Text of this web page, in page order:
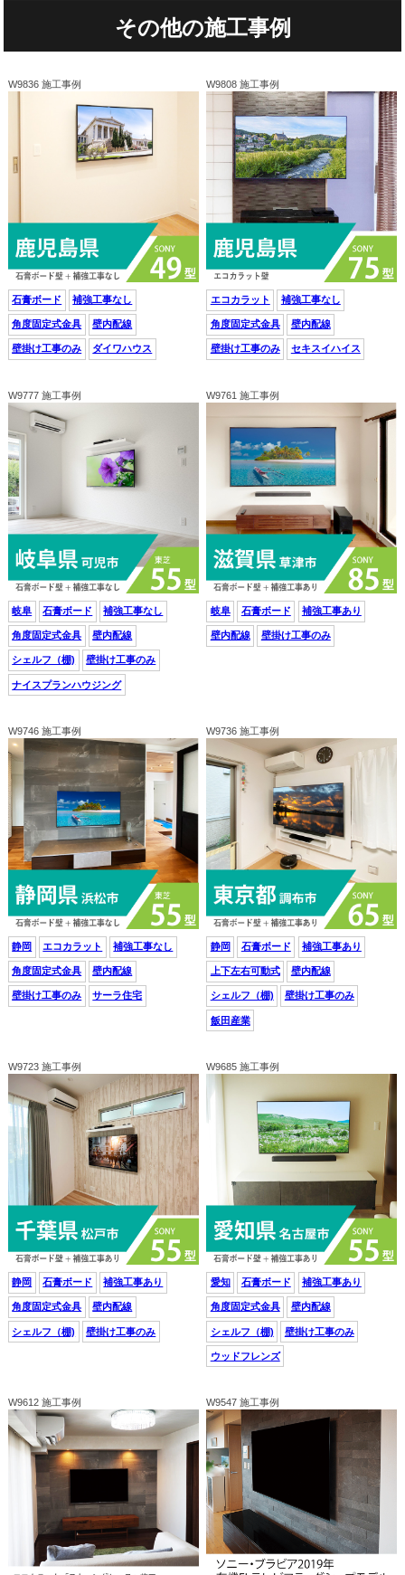
その他の施工事例
W9836 施工事例
石膏ボード 補強工事なし
角度固定式金具 壁内配線
壁掛け工事のみ ダイワハウス
W9808 施工事例
エコカラット 補強工事なし
角度固定式金具 壁内配線
壁掛け工事のみ セキスイハイス
W9777 施工事例
岐阜 石膏ボード 補強工事なし
角度固定式金具 壁内配線
シェルフ（棚) 壁掛け工事のみ
ナイスプランハウジング
W9761 施工事例
岐阜 石膏ボード 補強工事あり
壁内配線 壁掛け工事のみ
W9746 施工事例
静岡 エコカラット 補強工事なし
角度固定式金具 壁内配線
壁掛け工事のみ サーラ住宅
W9736 施工事例
静岡 石膏ボード 補強工事あり
上下左右可動式 壁内配線
シェルフ（棚) 壁掛け工事のみ
飯田産業
W9723 施工事例
静岡 石膏ボード 補強工事あり
角度固定式金具 壁内配線
シェルフ（棚) 壁掛け工事のみ
W9685 施工事例
愛知 石膏ボード 補強工事あり
角度固定式金具 壁内配線
シェルフ（棚) 壁掛け工事のみ
ウッドフレンズ
W9612 施工事例 W9547 施工事例